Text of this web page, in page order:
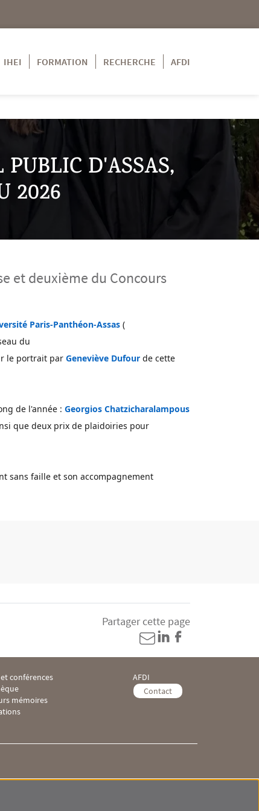
IHEI
FORMATION RECHERCHE AFDI
D'ASSAS,
2026
et deuxième du Concours
Paris-Panthéon-Assas (
du
le portrait par Geneviève Dufour de cette
de l'année : Georgios Chatzicharalampous
que deux prix de plaidoiries pour
sans faille et son accompagnement
Partager cette page
IHEI 3
conférences
mémoires
Menu Footer IHEI 4
AFDI
Contact